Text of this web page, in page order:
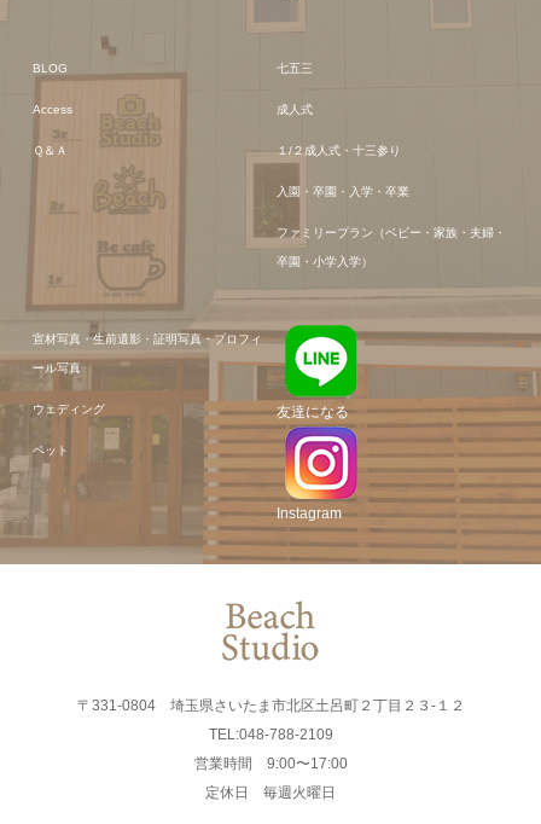
BLOG
Access
Ｑ＆Ａ
七五三
成人式
１/２成人式・十三参り
入園・卒園・入学・卒業
ファミリープラン（ベビー・家族・夫婦・
卒園・小学入学）
宣材写真・生前遺影・証明写真・プロフィ
ール写真
ウェディング
ペット
友達になる
Instagram
〒331-0804 埼玉県さいたま市北区土呂町２丁目２３-１２
TEL:048-788-2109
営業時間 9:00〜17:00
定休日 毎週火曜日